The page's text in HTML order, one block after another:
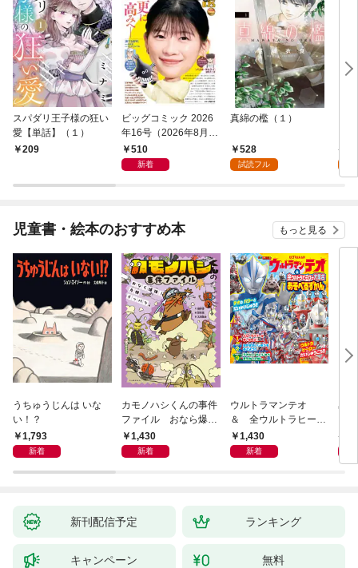
スパダリ王子様の狂い
愛【単話】（１）
209
ビッグコミック 2026
年16号（2026年8月7
日発売）
510
新着
真綿の檻（１）
528
試読フル
児童書・絵本のおすすめ本 もっと見る
うちゅうじんは いな
い！？
1,793
新着
カモノハシくんの事件
ファイル おなら爆
弾！ 危機イッパツ編
1,430
新着
ウルトラマンテオ
＆ 全ウルトラヒーロ
ー大集合 あそべるず
かん
1,430
新着
星
新刊配信予定 ランキング
キャンペーン 無料